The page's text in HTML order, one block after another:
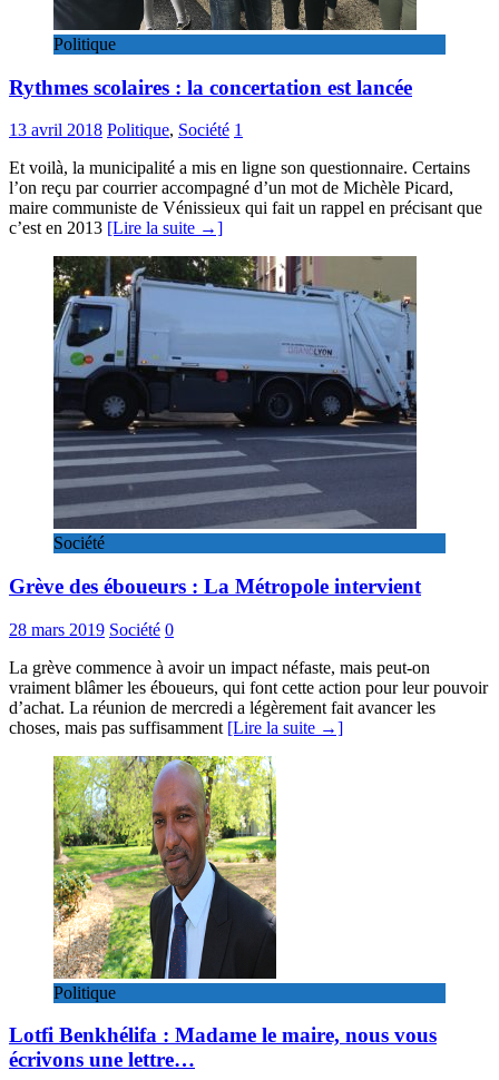
Politique
Rythmes scolaires : la concertation est lancée
13 avril 2018 Politique, Société 1
Et voilà, la municipalité a mis en ligne son questionnaire. Certains
l’on reçu par courrier accompagné d’un mot de Michèle Picard,
maire communiste de Vénissieux qui fait un rappel en précisant que
c’est en 2013 [Lire la suite →]
Société
Grève des éboueurs : La Métropole intervient
28 mars 2019 Société 0
La grève commence à avoir un impact néfaste, mais peut-on
vraiment blâmer les éboueurs, qui font cette action pour leur pouvoir
d’achat. La réunion de mercredi a légèrement fait avancer les
choses, mais pas suffisamment [Lire la suite →]
Politique
Lotfi Benkhélifa : Madame le maire, nous vous
écrivons une lettre…